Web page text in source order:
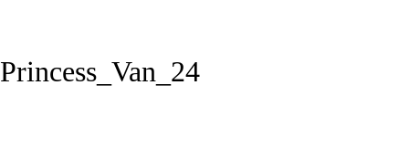
Princess_Van_24